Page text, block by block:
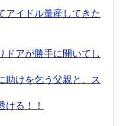
アイドル量産してきた
ドアが勝手に開いてし
助けを乞う父親と、ス
る！！